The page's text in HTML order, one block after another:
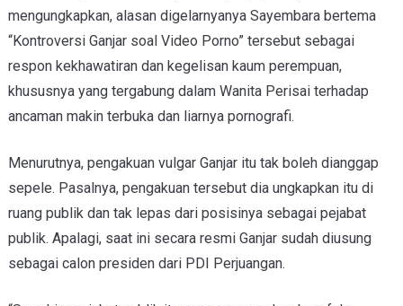
mengungkapkan, alasan digelarnyanya Sayembara bertema
“Kontroversi Ganjar soal Video Porno” tersebut sebagai
respon kekhawatiran dan kegelisan kaum perempuan,
khususnya yang tergabung dalam Wanita Perisai terhadap
ancaman makin terbuka dan liarnya pornografi.
Menurutnya, pengakuan vulgar Ganjar itu tak boleh dianggap
sepele. Pasalnya, pengakuan tersebut dia ungkapkan itu di
ruang publik dan tak lepas dari posisinya sebagai pejabat
publik. Apalagi, saat ini secara resmi Ganjar sudah diusung
sebagai calon presiden dari PDI Perjuangan.